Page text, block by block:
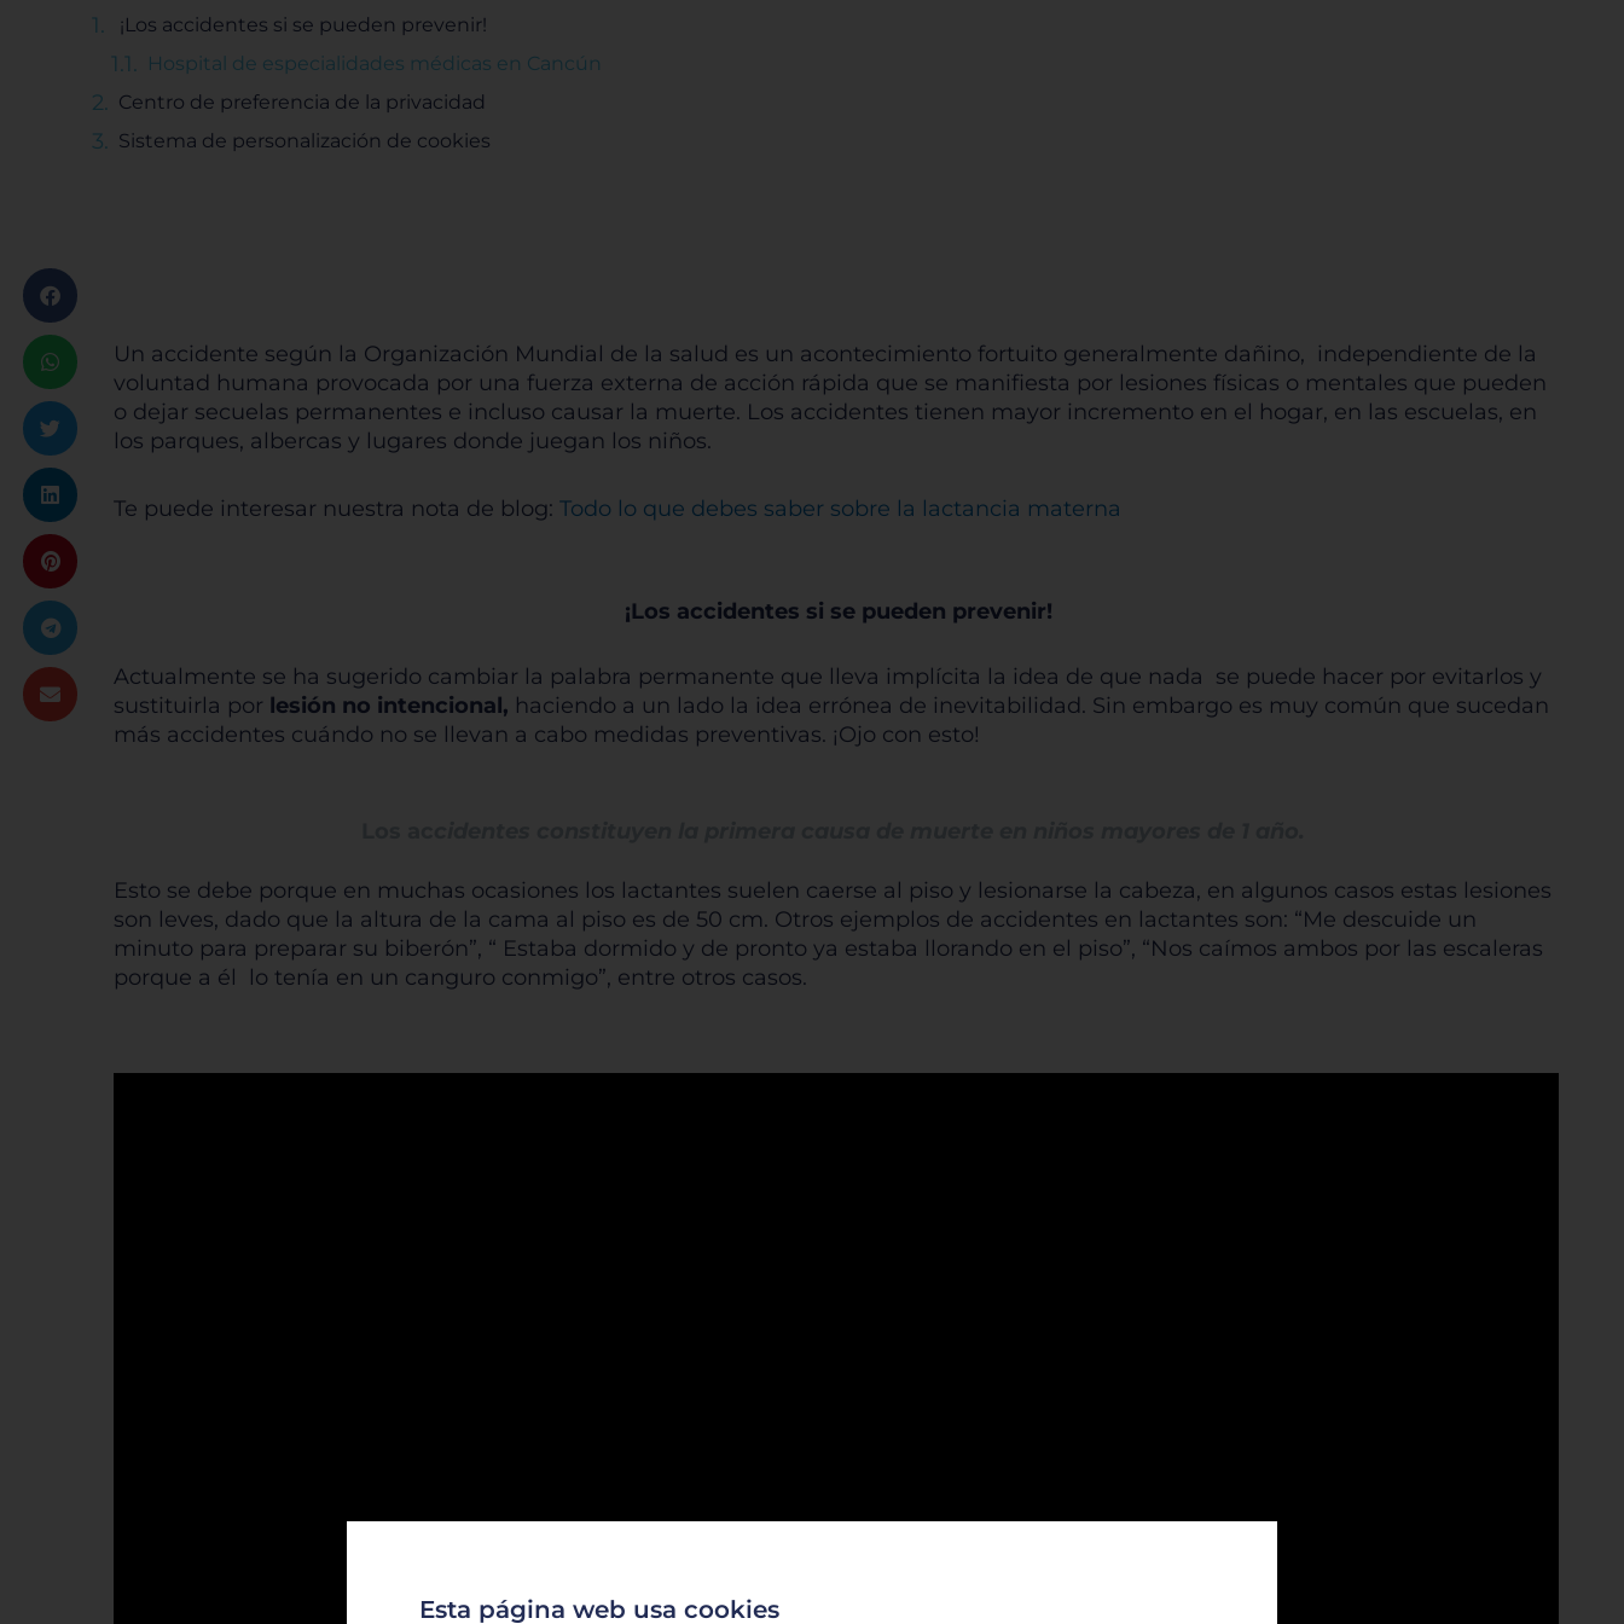
¡Los accidentes si se pueden prevenir!
Hospital de especialidades médicas en Cancún
Centro de preferencia de la privacidad
Sistema de personalización de cookies
Un accidente según la Organización Mundial de la salud es un acontecimiento fortuito generalmente dañino, independiente de la
voluntad humana provocada por una fuerza externa de acción rápida que se manifiesta por lesiones físicas o mentales que pueden
o dejar secuelas permanentes e incluso causar la muerte. Los accidentes tienen mayor incremento en el hogar, en las escuelas, en
los parques, albercas y lugares donde juegan los niños.
Te puede interesar nuestra nota de blog: Todo lo que debes saber sobre la lactancia materna
¡Los accidentes si se pueden prevenir!
Actualmente se ha sugerido cambiar la palabra permanente que lleva implícita la idea de que nada se puede hacer por evitarlos y
sustituirla por lesión no intencional, haciendo a un lado la idea errónea de inevitabilidad. Sin embargo es muy común que sucedan
más accidentes cuándo no se llevan a cabo medidas preventivas. ¡Ojo con esto!
Esto se debe porque en muchas ocasiones los lactantes suelen caerse al piso y lesionarse la cabeza, en algunos casos estas lesiones
son leves, dado que la altura de la cama al piso es de 50 cm. Otros ejemplos de accidentes en lactantes son: “Me descuide un
minuto para preparar su biberón”, “ Estaba dormido y de pronto ya estaba llorando en el piso”, “Nos caímos ambos por las escaleras
porque a él lo tenía en un canguro conmigo”, entre otros casos.
Esta página web usa cookies